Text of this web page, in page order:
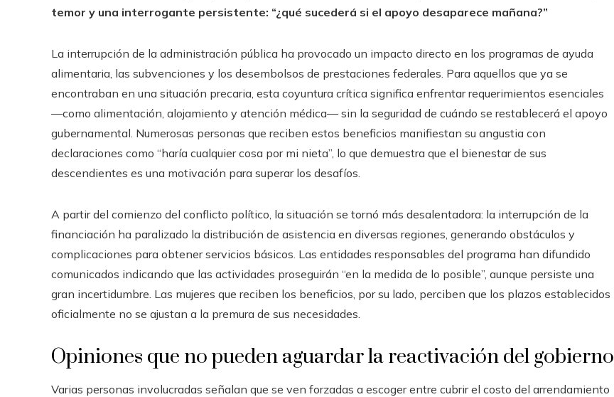
temor y una interrogante persistente: “¿qué sucederá si el apoyo desaparece mañana?”
La interrupción de la administración pública ha provocado un impacto directo en los programas de ayuda
alimentaria, las subvenciones y los desembolsos de prestaciones federales. Para aquellos que ya se
encontraban en una situación precaria, esta coyuntura crítica significa enfrentar requerimientos esenciales
—como alimentación, alojamiento y atención médica— sin la seguridad de cuándo se restablecerá el apoyo
gubernamental. Numerosas personas que reciben estos beneficios manifiestan su angustia con
declaraciones como “haría cualquier cosa por mi nieta”, lo que demuestra que el bienestar de sus
descendientes es una motivación para superar los desafíos.
A partir del comienzo del conflicto político, la situación se tornó más desalentadora: la interrupción de la
financiación ha paralizado la distribución de asistencia en diversas regiones, generando obstáculos y
complicaciones para obtener servicios básicos. Las entidades responsables del programa han difundido
comunicados indicando que las actividades proseguirán “en la medida de lo posible”, aunque persiste una
gran incertidumbre. Las mujeres que reciben los beneficios, por su lado, perciben que los plazos establecidos
oficialmente no se ajustan a la premura de sus necesidades.
Opiniones que no pueden aguardar la reactivación del gobierno
Varias personas involucradas señalan que se ven forzadas a escoger entre cubrir el costo del arrendamiento